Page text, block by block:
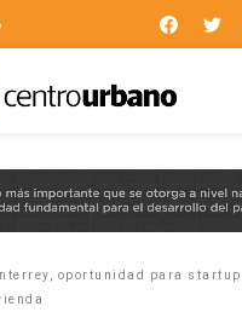
oportunidad para